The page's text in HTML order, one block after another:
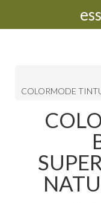
COLORMODE